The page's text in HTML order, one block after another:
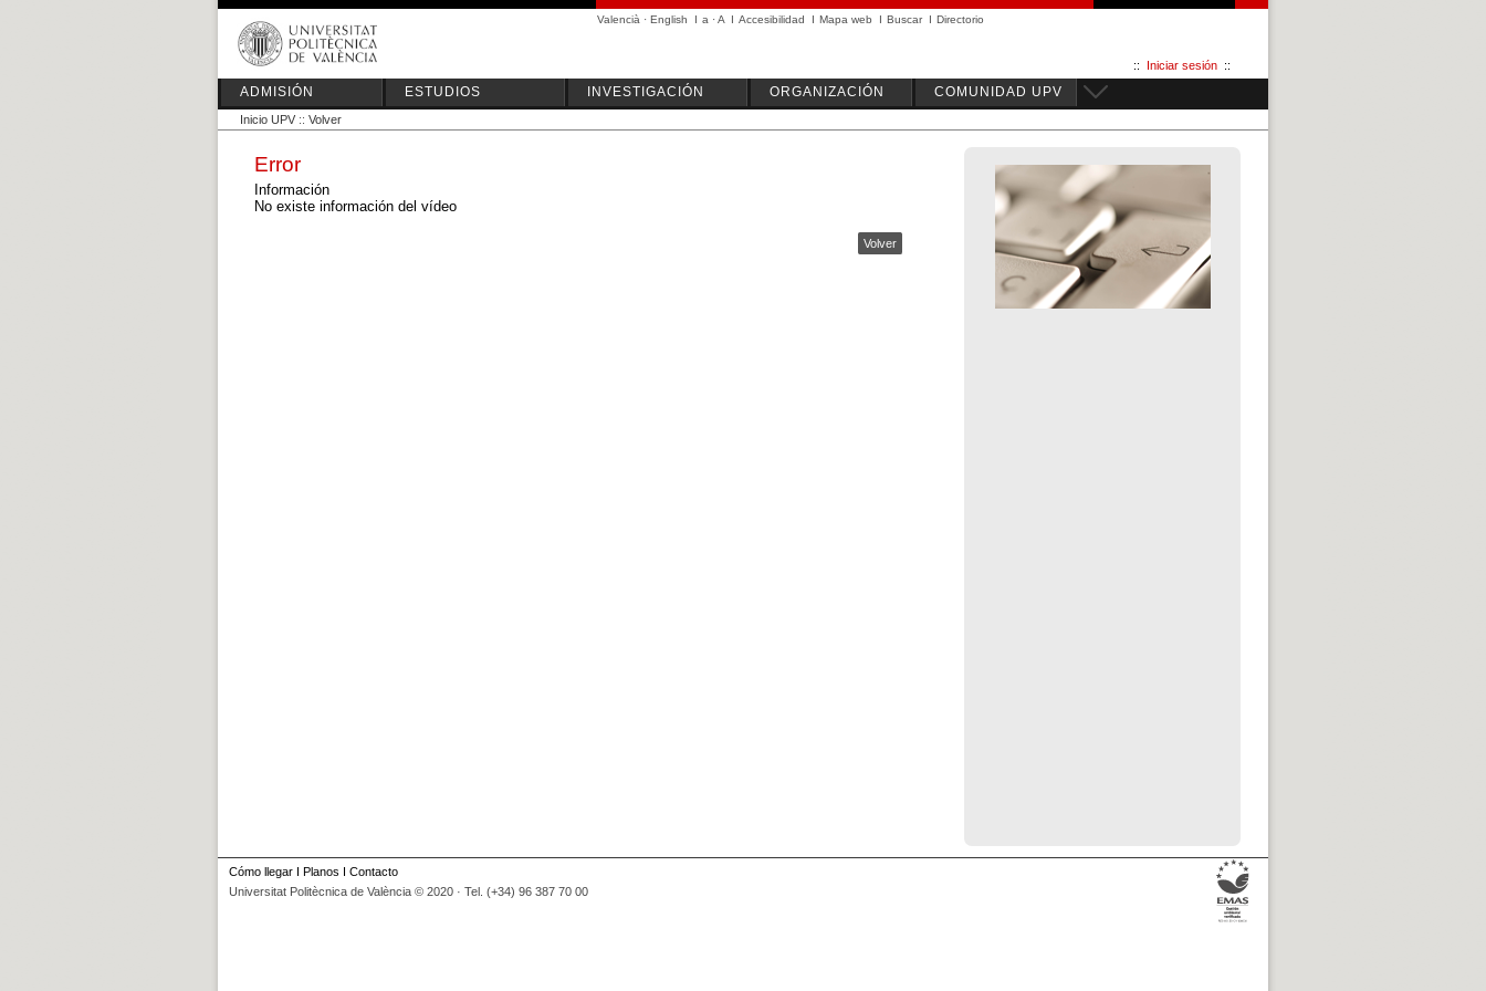
Valencià · English I a ·A I Accesibilidad I Mapa web I Buscar I Directorio
:: Iniciar sesión ::
ADMISIÓN ESTUDIOS INVESTIGACIÓN ORGANIZACIÓN COMUNIDAD UPV
Inicio UPV :: Volver
Error
Información
No existe información del vídeo
Volver
Cómo llegar I Planos I Contacto
Universitat Politècnica de València © 2020 · Tel. (+34) 96 387 70 00